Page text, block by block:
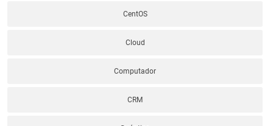
CentOS
Cloud
Computador
CRM